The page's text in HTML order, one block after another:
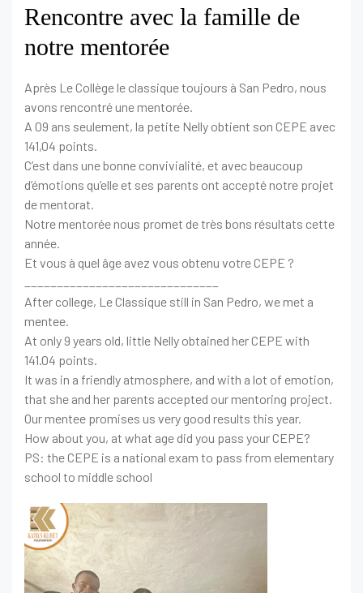
Rencontre avec la famille de
notre mentorée
Après Le Collège le classique toujours à San Pedro, nous
avons rencontré une mentorée.
A 09 ans seulement, la petite Nelly obtient son CEPE avec
141,04 points.
C’est dans une bonne convivialité, et avec beaucoup
d’émotions qu’elle et ses parents ont accepté notre projet
de mentorat.
Notre mentorée nous promet de très bons résultats cette
année.
Et vous à quel âge avez vous obtenu votre CEPE ?
After college, Le Classique still in San Pedro, we met a
mentee.
At only 9 years old, little Nelly obtained her CEPE with
141.04 points.
It was in a friendly atmosphere, and with a lot of emotion,
that she and her parents accepted our mentoring project.
Our mentee promises us very good results this year.
How about you, at what age did you pass your CEPE?
PS: the CEPE is a national exam to pass from elementary
school to middle school